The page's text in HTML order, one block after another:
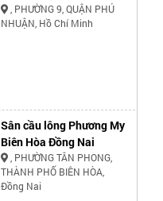
, PHƯỜNG 9, QUẬN PHÚ
NHUẬN, Hồ Chí Minh
Sân cầu lông Phương My
Biên Hòa Đồng Nai
, PHƯỜNG TÂN PHONG,
THÀNH PHỐ BIÊN HÒA,
Đồng Nai